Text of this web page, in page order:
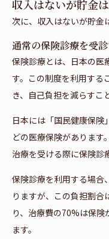
収入はないが貯金
次に、収入はないが貯金
通常の保険診療を受
保険診療とは、日本の医
す。この制度を利用する
き、自己負担を減らすこ
日本には「国民健康保険
どの医療保険があります
治療を受ける際に保険診
保険診療を利用する場合
りますが、この負担割合
り、治療費の70%は保
ます。